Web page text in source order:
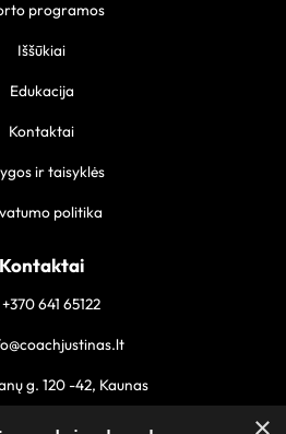
programos
Iššūkiai
Edukacija
Kontaktai
ir taisyklės
politika
Kontaktai
+370 641 65122
g. 120 -42, Kaunas